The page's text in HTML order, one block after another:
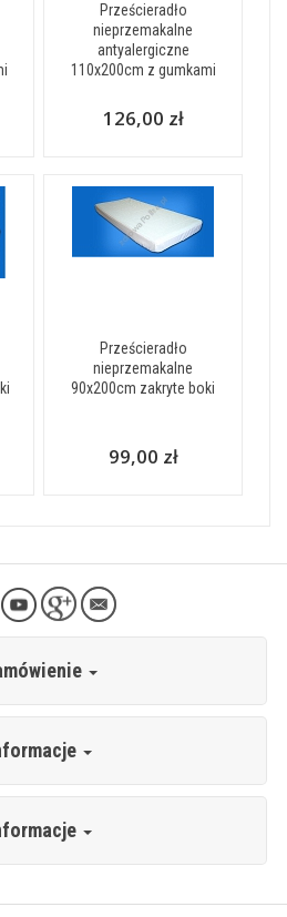
Prześcieradło
nieprzemakalne
antyalergiczne
110x200cm z gumkami
126,00 zł
Prześcieradło
nieprzemakalne
90x200cm zakryte boki
99,00 zł